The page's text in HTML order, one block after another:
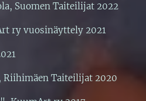
Suomen Taiteilijat 2022
ry vuosinäyttely 2021
Taiteilijat 2020